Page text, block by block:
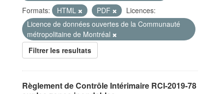
Formats:
HTML PDF
Licences:
Licence de données ouvertes de la Communauté
métropolitaine de Montréal
Filtrer les resultats
Règlement de Contrôle Intérimaire RCI-2019-78